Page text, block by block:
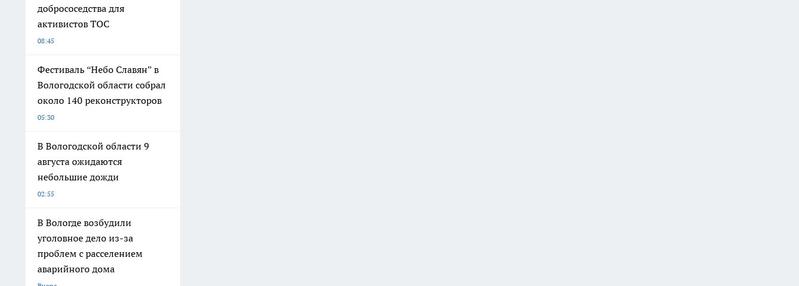
добрососедства для
активистов ТОС
08:45
Фестиваль “Небо Славян” в
Вологодской области собрал
около 140 реконструкторов
05:30
В Вологодской области 9
августа ожидаются
небольшие дожди
02:55
В Вологде возбудили
уголовное дело из-за
проблем с расселением
аварийного дома